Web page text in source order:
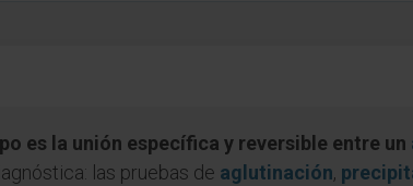
es la unión específica y reversible entre un
las pruebas de aglutinación,